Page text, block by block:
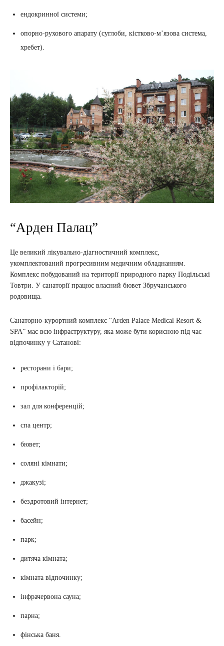
ендокринної системи;
опорно-рухового апарату (суглоби, кістково-м’язова система,
хребет).
“Арден Палац”
Це великий лікувально-діагностичний комплекс,
укомплектований прогресивним медичним обладнанням.
Комплекс побудований на території природного парку Подільські
Товтри. У санаторії працює власний бювет Збручанського
родовища.
Санаторно-курортний комплекс “Arden Palace Medical Resort &
SPA” має всю інфраструктуру, яка може бути корисною під час
відпочинку у Сатанові:
ресторани і бари;
профілакторій;
зал для конференцій;
спа центр;
бювет;
соляні кімнати;
джакузі;
бездротовий інтернет;
басейн;
парк;
дитяча кімната;
кімната відпочинку;
інфрачервона сауна;
парна;
фінська баня.